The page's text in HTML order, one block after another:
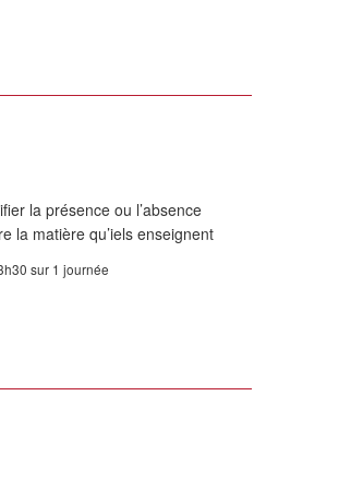
la présence ou l’absence
la matière qu’iels enseignent
sur 1 journée